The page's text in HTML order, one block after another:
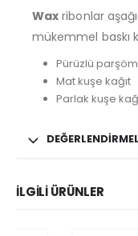
Wax ribonlar
mükemmel baskı
Pürüzlü
Mat kuşe kağıt
Parlak kuşe
İLGILI ÜRÜNLER